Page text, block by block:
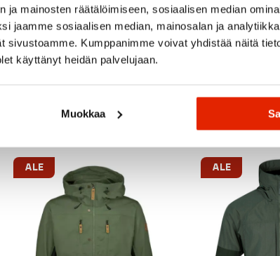
ja mainosten räätälöimiseen, sosiaalisen median
jaamme sosiaalisen median, mainosalan ja
sivustoamme. Kumppanimme voivat yhdistää näitä
käyttänyt heidän palvelujaan.
Muokkaa
Suositeltua sinulle
ALE ALE